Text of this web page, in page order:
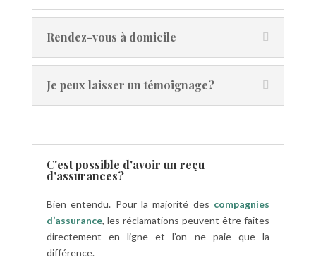
Rendez-vous à domicile
Je peux laisser un témoignage?
C'est possible d'avoir un reçu
d'assurances?
Bien entendu. Pour la majorité des compagnies
d’assurance, les réclamations peuvent être faites
directement en ligne et l’on ne paie que la
différence.